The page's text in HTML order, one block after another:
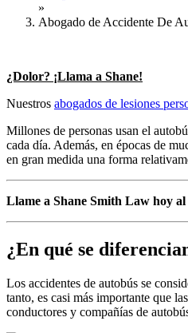
»
Abogado de Accidente De
¿Dolor? ¡Llama a Shane!
Nuestros abogados de lesiones
Millones de personas usan el
cada día. Además, en épocas de
en gran medida una forma
Llame a Shane Smith Law hoy al
¿En qué se
Los accidentes de autobús se
tanto, es casi más importante que
conductores y compañías de